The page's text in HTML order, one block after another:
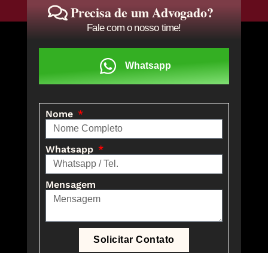
Precisa de um Advogado?
Fale com o nosso time!
Whatsapp
Nome
Whatsapp
Mensagem
Solicitar Contato